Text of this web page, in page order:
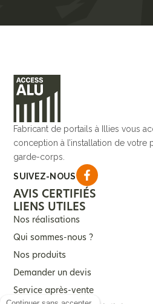
Fabricant de portails à Illies vous
conception à l’installation de votre
garde-corps.
SUIVEZ-NOUS
LIENS UTILES
Nos réalisations
Qui sommes-nous ?
Nos produits
Demander un devis
Service après-vente
AVIS CERTIFIÉS